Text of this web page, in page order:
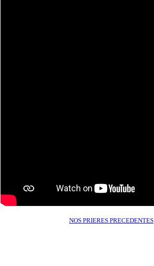
NOS PRIERES PRECEDENTES